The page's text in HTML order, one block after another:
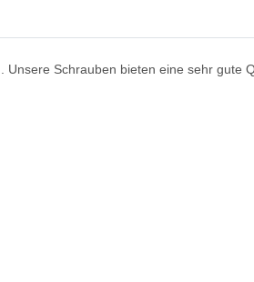
Schrauben bieten eine sehr gute